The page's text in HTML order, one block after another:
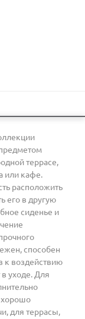
террасе,
или кафе.
расположить
его в другую
сиденье и
способен
к воздействию
уходе. Для
хорошо
для террасы,